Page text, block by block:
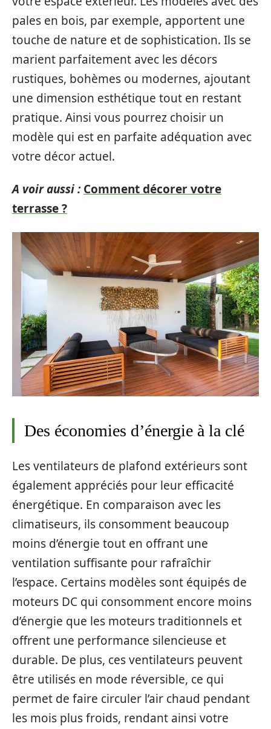
pales en bois, par exemple, apportent une
touche de nature et de sophistication. Ils se
marient parfaitement avec les décors
rustiques, bohèmes ou modernes, ajoutant
une dimension esthétique tout en restant
pratique. Ainsi vous pourrez choisir un
modèle qui est en parfaite adéquation avec
votre décor actuel.
A voir aussi : Comment décorer votre
terrasse ?
Des économies d’énergie à la clé
Les ventilateurs de plafond extérieurs sont
également appréciés pour leur efficacité
énergétique. En comparaison avec les
climatiseurs, ils consomment beaucoup
moins d’énergie tout en offrant une
ventilation suffisante pour rafraîchir
l’espace. Certains modèles sont équipés de
moteurs DC qui consomment encore moins
d’énergie que les moteurs traditionnels et
offrent une performance silencieuse et
durable. De plus, ces ventilateurs peuvent
être utilisés en mode réversible, ce qui
permet de faire circuler l’air chaud pendant
les mois plus froids, rendant ainsi votre